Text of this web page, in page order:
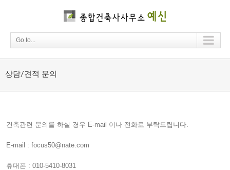
Go to...
상담/견적 문의
건축관련 문의를 하실 경우 E-mail 이나 전화로 부탁드립니다.
E-mail : focus50@nate.com
휴대폰 : 010-5410-8031